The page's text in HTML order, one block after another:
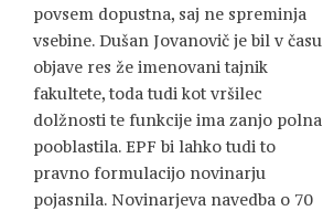
povsem dopustna, saj ne spreminja
vsebine. Dušan Jovanovič je bil v času
objave res že imenovani tajnik
fakultete, toda tudi kot vršilec
dolžnosti te funkcije ima zanjo polna
pooblastila. EPF bi lahko tudi to
pravno formulacijo novinarju
pojasnila. Novinarjeva navedba o 70